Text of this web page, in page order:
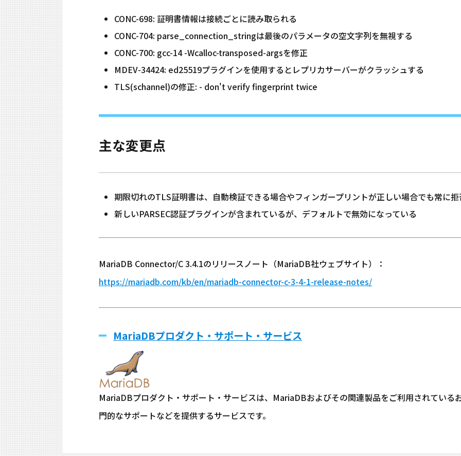
CONC-698: 証明書情報は接続ごとに読み取られる
CONC-704: parse_connection_stringは最後のパラメータの空文字列を無視する
CONC-700: gcc-14 -Wcalloc-transposed-argsを修正
MDEV-34424: ed25519プラグインを使用するとレプリカサーバーがクラッシュする
TLS(schannel)の修正: - don't verify fingerprint twice
主な変更点
期限切れのTLS証明書は、自動検証できる場合やフィンガープリントが正しい場合でも常に
新しいPARSEC認証プラグインが含まれているが、デフォルトで無効になっている
MariaDB Connector/C 3.4.1のリリースノート（MariaDB社ウェブサイト）：
https://mariadb.com/kb/en/mariadb-connector-c-3-4-1-release-notes/
MariaDBプロダクト・サポート・サービス
MariaDBプロダクト・サポート・サービスは、MariaDBおよびその関連製品をご利用されている
門的なサポートなどを提供するサービスです。